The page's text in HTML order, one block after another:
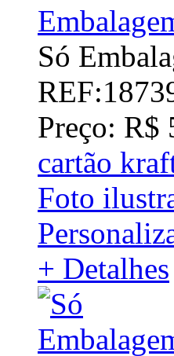
Só
Preço: R$
cartão
Foto
+ Detalhes